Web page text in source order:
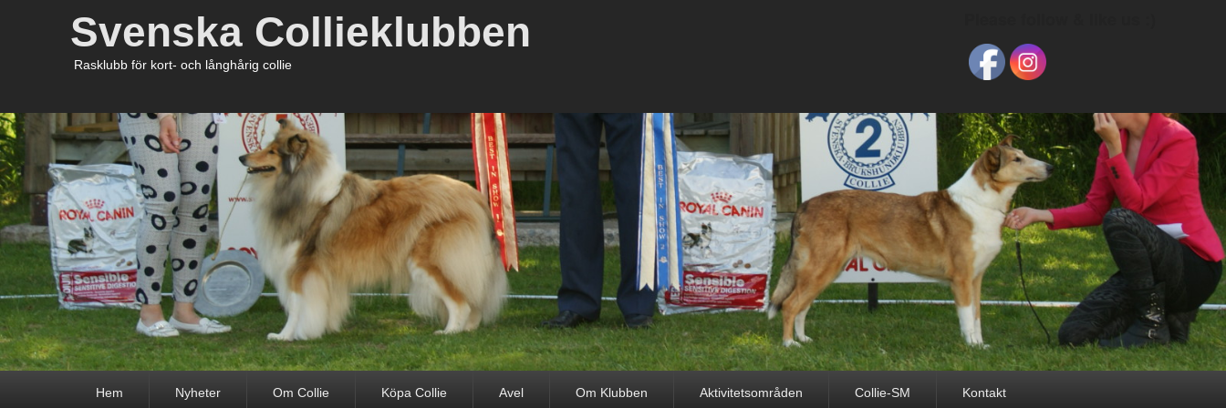
Svenska Collieklubben
Rasklubb för kort- och långhårig collie
Hem Nyheter Om Collie Köpa Collie Avel Om Klubben Aktivitetsområden Collie-SM Kontakt